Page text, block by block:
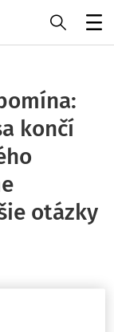
končí
otázky
1. septembra